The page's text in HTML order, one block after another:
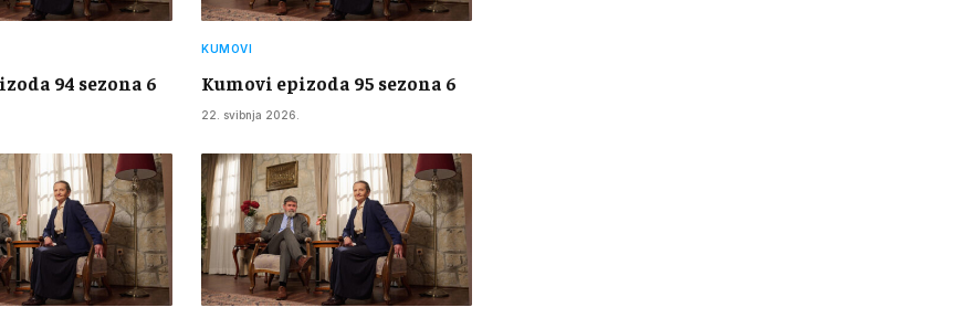
94 sezona 6
KUMOVI
Kumovi epizoda 95 sezona 6
22. svibnja 2026.